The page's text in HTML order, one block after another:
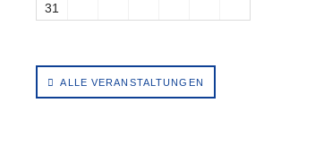
31
ALLE VERANSTALTUNGEN